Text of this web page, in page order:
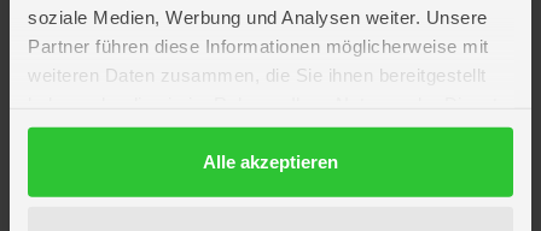
soziale Medien, Werbung und Analysen weiter. Unsere
Partner führen diese Informationen möglicherweise mit
weiteren Daten zusammen, die Sie ihnen bereitgestellt
gesammelt haben.
DatenschutzerklärungAlle akzeptieren
Verfügbarkeit in deiner Filiale
prüfen
Verfügbarkeit in deiner Filiale
prüfen